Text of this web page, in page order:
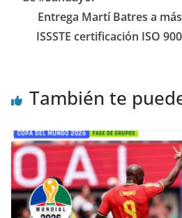
Entrega Martí Batres a
ISSSTE certificación ISO
También te